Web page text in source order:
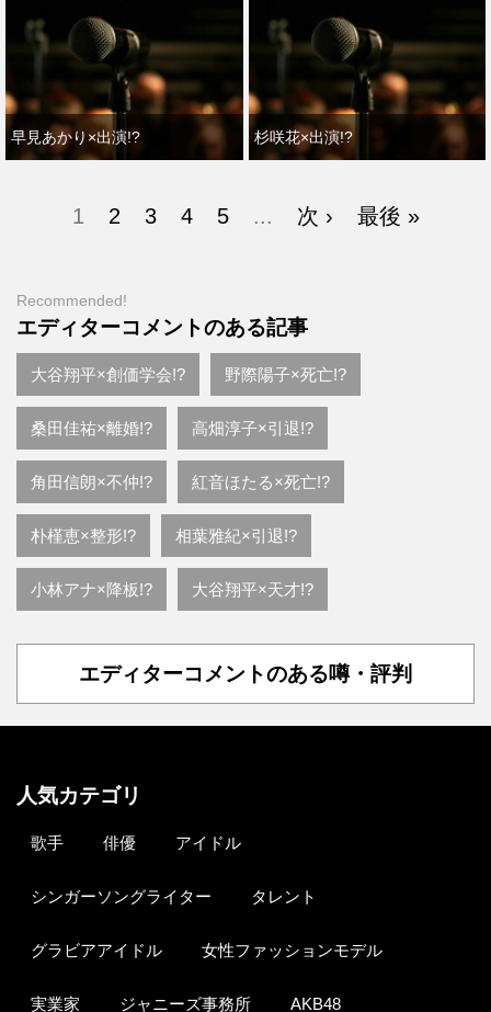
早見あかり×出演!? 杉咲花×出演!?
1 2 3 4 5 ... 次 › 最後 »
Recommended!
エディターコメントのある記事
大谷翔平×創価学会!? 野際陽子×死亡!?
桑田佳祐×離婚!? 高畑淳子×引退!?
角田信朗×不仲!? 紅音ほたる×死亡!?
朴槿恵×整形!? 相葉雅紀×引退!?
小林アナ×降板!? 大谷翔平×天才!?
エディターコメントのある噂・評判
人気カテゴリ
歌手 俳優 アイドル
シンガーソングライター タレント
グラビアアイドル 女性ファッションモデル
実業家 ジャニーズ事務所 AKB48